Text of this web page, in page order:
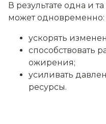
В результате одна и
может одновременно:
ускорять
способствовать
ожирения;
усиливать
ресурсы.